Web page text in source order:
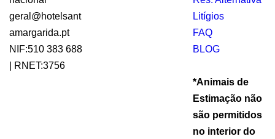
geral@hotelsant
amargarida.pt
NIF:510 383 688
| RNET:3756
Litígios
FAQ
BLOG
*Animais de
Estimação não
são permitidos
no interior do